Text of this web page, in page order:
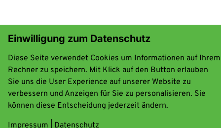
Einwilligung zum Datenschutz
Diese Seite verwendet Cookies um Informationen auf Ihrem
Rechner zu speichern. Mit Klick auf den Button erlauben
Sie uns die User Experience auf unserer Website zu
verbessern und Anzeigen für Sie zu personalisieren. Sie
können diese Entscheidung jederzeit ändern.
Impressum
Datenschutz